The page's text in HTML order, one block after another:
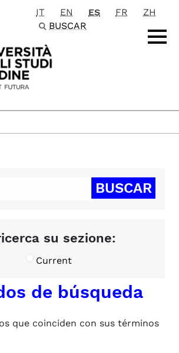
principale
IT EN ES FR
ZH
BUSCAR
su sezione:
Current
de búsqueda
que coinciden con sus términos